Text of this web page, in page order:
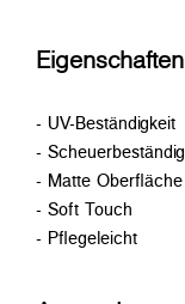
Eigenschaften
- UV-Beständigkeit
- Scheuerbeständig
- Matte Oberfläche
- Soft Touch
- Pflegeleicht